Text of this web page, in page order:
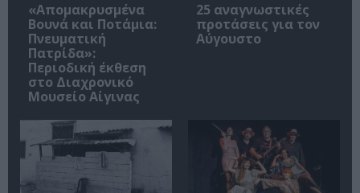
«Απομακρυσμένα
Βουνά και Ποτάμια:
Πνευματική
Πατρίδα»:
Περιοδική έκθεση
στο Διαχρονικό
Μουσείο Αίγινας
25 αναγνωστικές
προτάσεις για τον
Αύγουστο